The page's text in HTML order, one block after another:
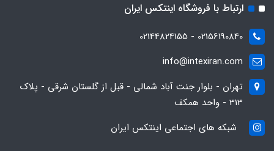
ارتباط با فروشگاه اینتکس ایران
02156190840 - 02144824155
info@intexiran.com
تهران - بلوار جنت آباد شمالی - قبل از گلستان شرقی - پلاک
313 - واحد همکف
شبکه های اجتماعی اینتکس ایران